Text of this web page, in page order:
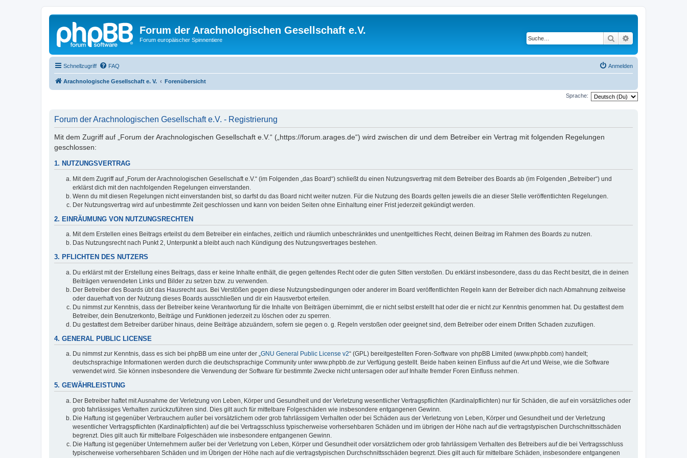
Forum der Arachnologischen Gesellschaft e.V.
Forum europäischer Spinnentiere Suche
Schnellzugriff FAQ Anmelden
Arachnologische Gesellschaft e. V. Forenübersicht
Sprache:
Forum der Arachnologischen Gesellschaft e.V. - Registrierung
Mit dem Zugriff auf „Forum der Arachnologischen Gesellschaft e.V.“ („https://forum.arages.de“) wird zwischen dir und dem Betreiber ein Vertrag mit folgenden Regelungen
geschlossen:
1. NUTZUNGSVERTRAG
Mit dem Zugriff auf „Forum der Arachnologischen Gesellschaft e.V.“ (im Folgenden „das Board“) schließt du einen Nutzungsvertrag mit dem Betreiber des Boards ab (im Folgenden „Betreiber“) und
erklärst dich mit den nachfolgenden Regelungen einverstanden.
Wenn du mit diesen Regelungen nicht einverstanden bist, so darfst du das Board nicht weiter nutzen. Für die Nutzung des Boards gelten jeweils die an dieser Stelle veröffentlichten Regelungen.
Der Nutzungsvertrag wird auf unbestimmte Zeit geschlossen und kann von beiden Seiten ohne Einhaltung einer Frist jederzeit gekündigt werden.
2. EINRÄUMUNG VON NUTZUNGSRECHTEN
Mit dem Erstellen eines Beitrags erteilst du dem Betreiber ein einfaches, zeitlich und räumlich unbeschränktes und unentgeltliches Recht, deinen Beitrag im Rahmen des Boards zu nutzen.
Das Nutzungsrecht nach Punkt 2, Unterpunkt a bleibt auch nach Kündigung des Nutzungsvertrages bestehen.
3. PFLICHTEN DES NUTZERS
Du erklärst mit der Erstellung eines Beitrags, dass er keine Inhalte enthält, die gegen geltendes Recht oder die guten Sitten verstoßen. Du erklärst insbesondere, dass du das Recht besitzt, die in deinen
Beiträgen verwendeten Links und Bilder zu setzen bzw. zu verwenden.
Der Betreiber des Boards übt das Hausrecht aus. Bei Verstößen gegen diese Nutzungsbedingungen oder anderer im Board veröffentlichten Regeln kann der Betreiber dich nach Abmahnung zeitweise
oder dauerhaft von der Nutzung dieses Boards ausschließen und dir ein Hausverbot erteilen.
Du nimmst zur Kenntnis, dass der Betreiber keine Verantwortung für die Inhalte von Beiträgen übernimmt, die er nicht selbst erstellt hat oder die er nicht zur Kenntnis genommen hat. Du gestattest dem
Betreiber, dein Benutzerkonto, Beiträge und Funktionen jederzeit zu löschen oder zu sperren.
Du gestattest dem Betreiber darüber hinaus, deine Beiträge abzuändern, sofern sie gegen o. g. Regeln verstoßen oder geeignet sind, dem Betreiber oder einem Dritten Schaden zuzufügen.
4. GENERAL PUBLIC LICENSE
Du nimmst zur Kenntnis, dass es sich bei phpBB um eine unter der „GNU General Public License v2“ (GPL) bereitgestellten Foren-Software von phpBB Limited (www.phpbb.com) handelt;
deutschsprachige Informationen werden durch die deutschsprachige Community unter www.phpbb.de zur Verfügung gestellt. Beide haben keinen Einfluss auf die Art und Weise, wie die Software
verwendet wird. Sie können insbesondere die Verwendung der Software für bestimmte Zwecke nicht untersagen oder auf Inhalte fremder Foren Einfluss nehmen.
5. GEWÄHRLEISTUNG
Der Betreiber haftet mit Ausnahme der Verletzung von Leben, Körper und Gesundheit und der Verletzung wesentlicher Vertragspflichten (Kardinalpflichten) nur für Schäden, die auf ein vorsätzliches oder
grob fahrlässiges Verhalten zurückzuführen sind. Dies gilt auch für mittelbare Folgeschäden wie insbesondere entgangenen Gewinn.
Die Haftung ist gegenüber Verbrauchern außer bei vorsätzlichem oder grob fahrlässigem Verhalten oder bei Schäden aus der Verletzung von Leben, Körper und Gesundheit und der Verletzung
wesentlicher Vertragspflichten (Kardinalpflichten) auf die bei Vertragsschluss typischerweise vorhersehbaren Schäden und im übrigen der Höhe nach auf die vertragstypischen Durchschnittsschäden
begrenzt. Dies gilt auch für mittelbare Folgeschäden wie insbesondere entgangenen Gewinn.
Die Haftung ist gegenüber Unternehmern außer bei der Verletzung von Leben, Körper und Gesundheit oder vorsätzlichem oder grob fahrlässigem Verhalten des Betreibers auf die bei Vertragsschluss
typischerweise vorhersehbaren Schäden und im Übrigen der Höhe nach auf die vertragstypischen Durchschnittsschäden begrenzt. Dies gilt auch für mittelbare Schäden, insbesondere entgangenen